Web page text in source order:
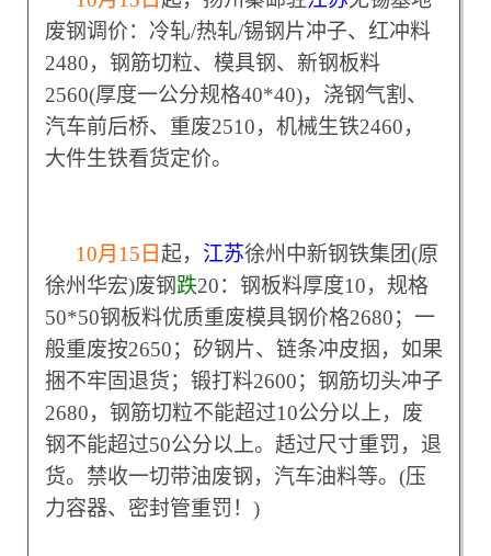
废钢调价：冷轧/热轧/锡钢片冲子、红冲料
2480，钢筋切粒、模具钢、新钢板料
2560(厚度一公分规格40*40)，浇钢气割、
汽车前后桥、重废2510，机械生铁2460，
大件生铁看货定价。
10月15日 起， 江苏徐州中新钢铁集团(原
徐州华宏)废钢跌20：钢板料厚度10，规格
50*50钢板料优质重废模具钢价格2680；一
般重废按2650；矽钢片、链条冲皮㧢，如果
捆不牢固退货；锻打料2600；钢筋切头冲子
2680，钢筋切粒不能超过10公分以上，废
钢不能超过50公分以上。趏过尺寸重罚，退
货。禁收一切带油废钢，汽车油料等。(压
力容器、密封管重罚！)